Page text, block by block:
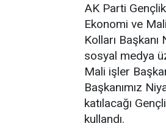
AK Parti
Ekonomi ve
Kolları
sosyal medya
Mali işler
Başkanımız
katılacağı
kullandı.